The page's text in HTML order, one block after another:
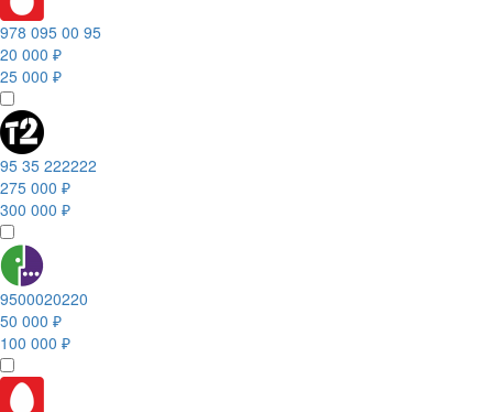
978 095 00 95
20 000 ₽
25 000 ₽
95 35 222222
275 000 ₽
300 000 ₽
9500020220
50 000 ₽
100 000 ₽